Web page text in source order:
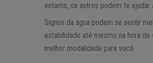
entanto, os astros podem te
Signos da água podem se sentir
estabilidade até mesmo na hora
melhor modalidade para você.